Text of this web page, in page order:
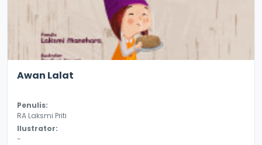
Awan Lalat
Penulis:
RA Laksmi Priti
Ilustrator:
-